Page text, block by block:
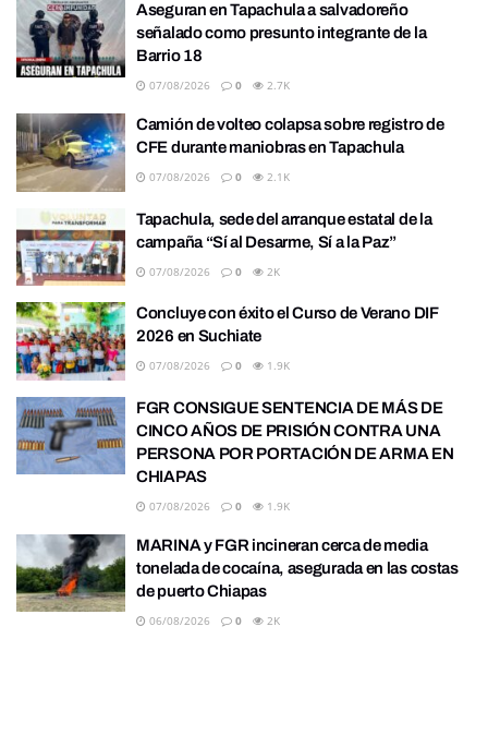
Aseguran en Tapachula a salvadoreño
señalado como presunto integrante de la
Barrio 18
07/08/2026 0 2.7K
Camión de volteo colapsa sobre registro de
CFE durante maniobras en Tapachula
07/08/2026 0 2.1K
Tapachula, sede del arranque estatal de la
campaña “Sí al Desarme, Sí a la Paz”
07/08/2026 0 2K
Concluye con éxito el Curso de Verano DIF
2026 en Suchiate
07/08/2026 0 1.9K
FGR CONSIGUE SENTENCIA DE MÁS DE
CINCO AÑOS DE PRISIÓN CONTRA UNA
PERSONA POR PORTACIÓN DE ARMA EN
CHIAPAS
07/08/2026 0 1.9K
MARINA y FGR incineran cerca de media
tonelada de cocaína, asegurada en las costas
de puerto Chiapas
06/08/2026 0 2K